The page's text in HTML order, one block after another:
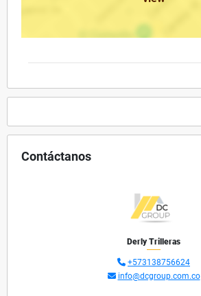
Contáctanos
Derly Trilleras
+573138756624
info@dcgroup.com.co